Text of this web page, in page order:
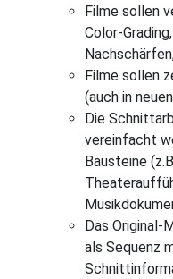
Filme sollen
Color-
Filme sollen
(auch in
Die
vereinfacht
Bausteine
Das Original-
als Sequenz